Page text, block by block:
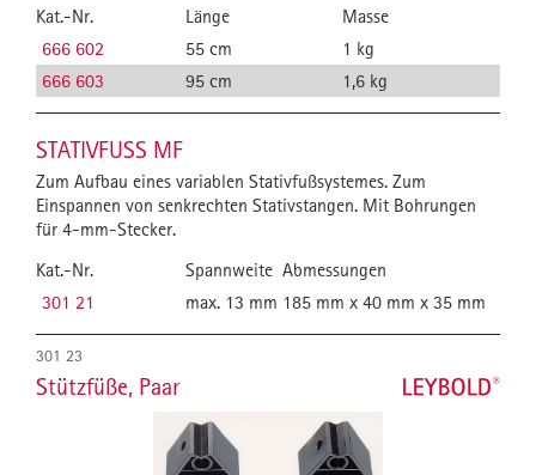
Kat.-Nr.
Länge
Masse
666 602
55 cm
1 kg
666 603
95 cm 1,6 kg
STATIVFUSS MF
Zum Aufbau eines variablen Stativfußsystemes. Zum
Einspannen von senkrechten Stativstangen. Mit Bohrungen
für 4-mm-Stecker.
Kat.-Nr.
Spannweite Abmessungen
301 21
max. 13 mm 185 mm x 40 mm x 35 mm
301 23
Stützfüße, Paar